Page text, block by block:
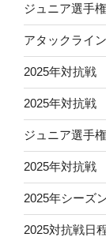
ジュニア選手
アタックライン
2025年対抗戦
2025年対抗戦
ジュニア選手
2025年対抗
2025年シーズ
2025対抗戦日